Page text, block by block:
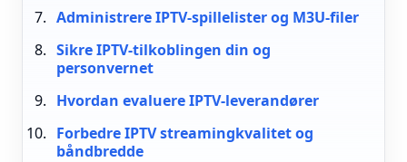
Administrere IPTV-spillelister og M3U-filer
Sikre IPTV-tilkoblingen din og
personvernet
Hvordan evaluere IPTV-leverandører
Forbedre IPTV streamingkvalitet og
båndbredde